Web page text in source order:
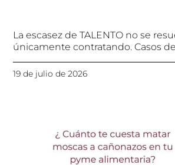
La escasez de TALENTO no se
únicamente contratando. Casos
19 de julio de 2026